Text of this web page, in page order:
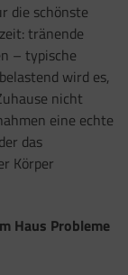
die schönste
tränende
– typische
wird es,
nicht
eine echte
das
Körper
Haus Probleme